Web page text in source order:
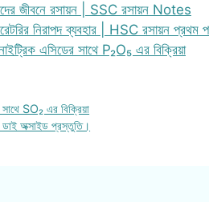
জীবনে রসায়ন | SSC রসায়ন Notes
নিরাপদ ব্যবহার | HSC রসায়ন
এসিডের সাথে P₂O₅ এর বিক্রিয়া
SO₂ এর বিক্রিয়া
ডাই অক্সাইড প্রস্তুতি।